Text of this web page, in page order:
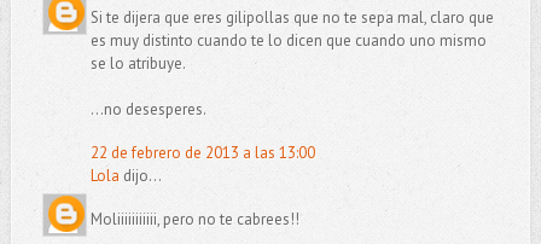
Si te dijera que eres gilipollas que no te sepa mal, claro que
es muy distinto cuando te lo dicen que cuando uno mismo
se lo atribuye.
...no desesperes.
22 de febrero de 2013 a las 13:00
Lola dijo...
Moliiiiiiiiiii, pero no te cabrees!!